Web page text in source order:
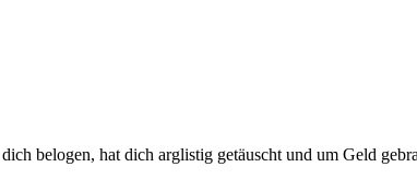
belogen, hat dich arglistig getäuscht und um Geld